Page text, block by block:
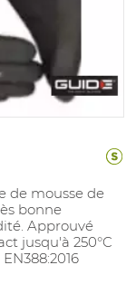
de mousse de
bonne
Approuvé
jusqu'à 250°C